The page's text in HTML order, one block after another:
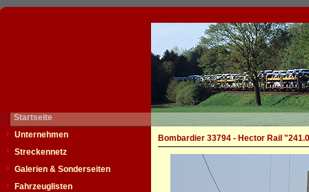
Startseite
Unternehmen
Streckennetz
Galerien & Sonderseiten
Fahrzeuglisten
Bombardier 33794 - Hector Rail